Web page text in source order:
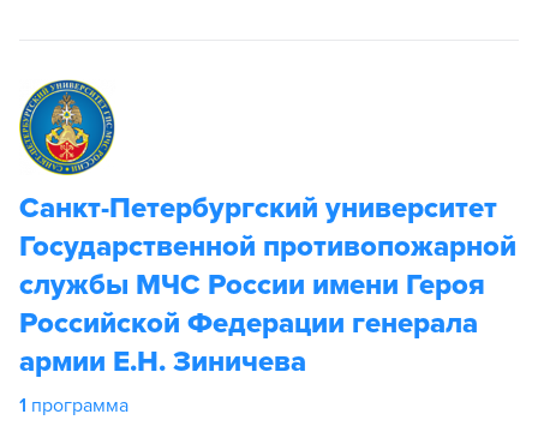
Санкт-Петербургский университет
Государственной противопожарной
службы МЧС России имени Героя
Российской Федерации генерала
армии Е.Н. Зиничева
1 программа